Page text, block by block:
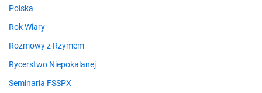
Polska
Rok Wiary
Rozmowy z Rzymem
Rycerstwo Niepokalanej
Seminaria FSSPX